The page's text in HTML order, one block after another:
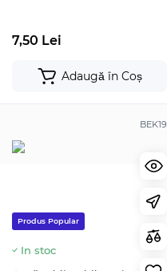
7,50 Lei
Adaugă în Coș
BEK19
Produs Popular
In stoc